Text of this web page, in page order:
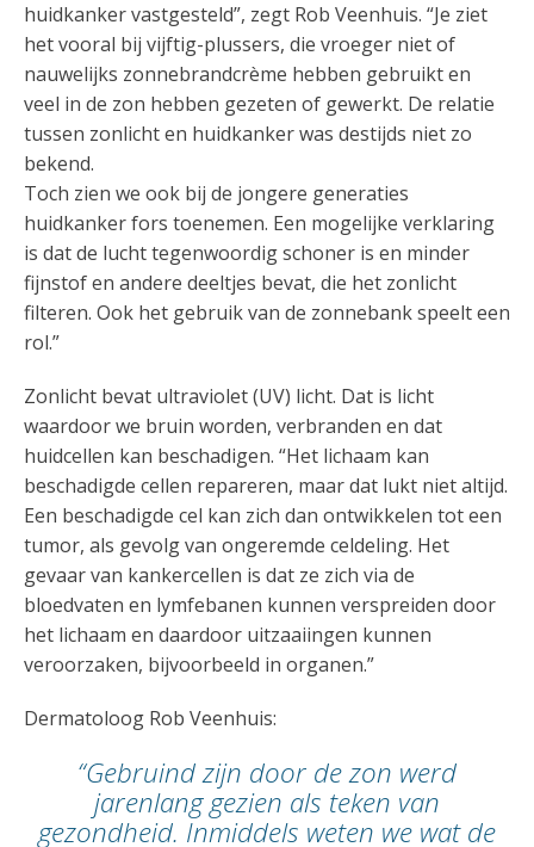
huidkanker vastgesteld”, zegt Rob Veenhuis. “Je ziet
het vooral bij vijftig-plussers, die vroeger niet of
nauwelijks zonnebrandcrème hebben gebruikt en
veel in de zon hebben gezeten of gewerkt. De relatie
tussen zonlicht en huidkanker was destijds niet zo
bekend.
Toch zien we ook bij de jongere generaties
huidkanker fors toenemen. Een mogelijke verklaring
is dat de lucht tegenwoordig schoner is en minder
fijnstof en andere deeltjes bevat, die het zonlicht
filteren. Ook het gebruik van de zonnebank speelt een
rol.”
Zonlicht bevat ultraviolet (UV) licht. Dat is licht
waardoor we bruin worden, verbranden en dat
huidcellen kan beschadigen. “Het lichaam kan
beschadigde cellen repareren, maar dat lukt niet altijd.
Een beschadigde cel kan zich dan ontwikkelen tot een
tumor, als gevolg van ongeremde celdeling. Het
gevaar van kankercellen is dat ze zich via de
bloedvaten en lymfebanen kunnen verspreiden door
het lichaam en daardoor uitzaaiingen kunnen
veroorzaken, bijvoorbeeld in organen.”
Dermatoloog Rob Veenhuis:
“Gebruind zijn door de zon werd
jarenlang gezien als teken van
gezondheid. Inmiddels weten we wat de